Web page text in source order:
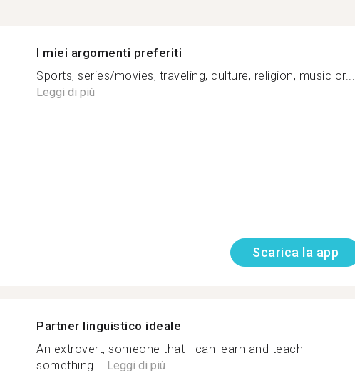
I miei argomenti preferiti
Sports, series/movies, traveling, culture, religion, music or...
Leggi di più
Scarica la app
Partner linguistico ideale
An extrovert, someone that I can learn and teach
something....Leggi di più